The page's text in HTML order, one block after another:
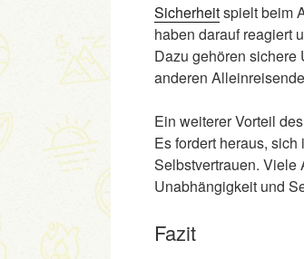
Sicherheitspielt beim
haben darauf reagiert
Dazu gehören sichere
anderen
Ein weiterer Vorteil
Es fordert heraus,
Selbstvertrauen. Viele
Unabhängigkeit und
Fazit